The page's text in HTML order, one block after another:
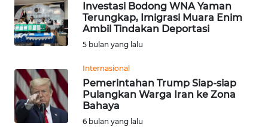
Investasi Bodong WNA Yaman
Terungkap, Imigrasi Muara Enim
Ambil Tindakan Deportasi
5 bulan yang lalu
Internasional
Pemerintahan Trump Siap-siap
Pulangkan Warga Iran ke Zona
Bahaya
6 bulan yang lalu
OPINI
Informasi
INDEKS
BERITA
KONTAK
KAMI